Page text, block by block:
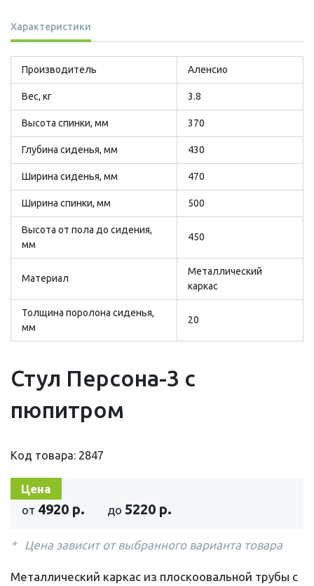
Характеристики
Производитель Аленсио
Вес, кг 3.8
Высота спинки, мм 370
Глубина сиденья, мм 430
Ширина сиденья, мм 470
Ширина спинки, мм 500
Высота от пола до сидения,
мм
450
Материал
Металлический
каркас
Толщина поролона сиденья,
мм
20
Стул Персона-3 с
пюпитром
Код товара: 2847
Цена
от 4920 р. до 5220 р.
Цена зависит от выбранного варианта товара
Металлический каркас из плоскоовальной трубы с